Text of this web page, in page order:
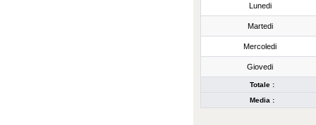
Lunedi
Martedi
Mercoledi
Giovedi
Totale :
Media :